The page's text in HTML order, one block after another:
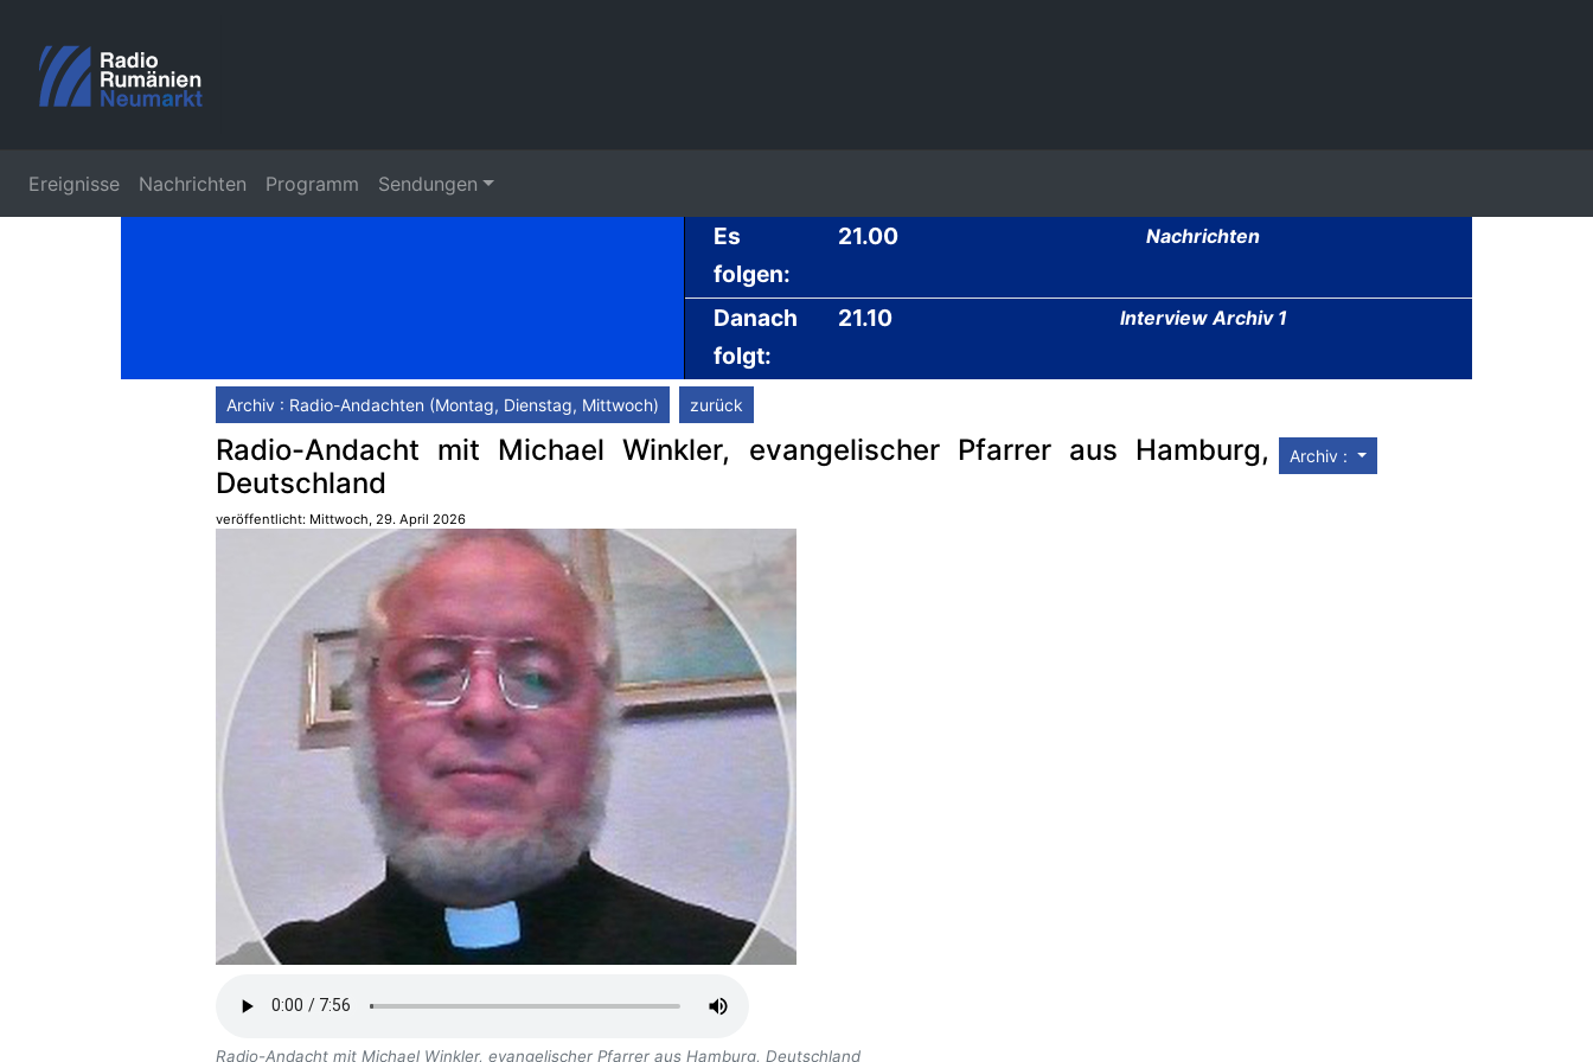
Ereignisse Nachrichten Programm Sendungen
Es
folgen:
21.00 Nachrichten
Danach
folgt:
21.10 Interview Archiv 1
Archiv : Radio-Andachten (Montag, Dienstag, Mittwoch) zurück
Archiv :
Radio-Andacht mit Michael Winkler, evangelischer Pfarrer aus Hamburg,
Deutschland
veröffentlicht: Mittwoch, 29. April 2026
Radio-Andacht mit Michael Winkler, evangelischer Pfarrer aus Hamburg, Deutschland